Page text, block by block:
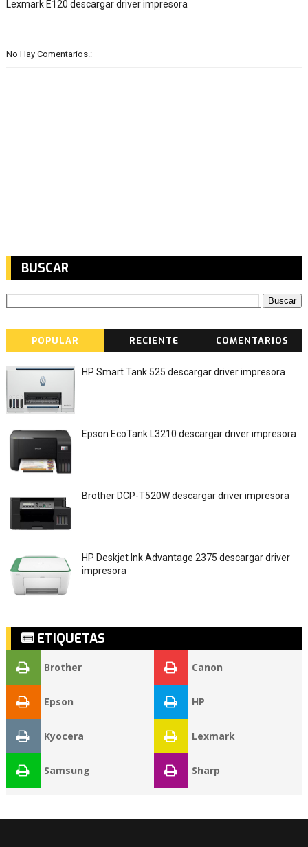
Lexmark E120 descargar driver impresora
No Hay Comentarios.:
BUSCAR
POPULAR RECIENTE COMENTARIOS
HP Smart Tank 525 descargar driver impresora
Epson EcoTank L3210 descargar driver impresora
Brother DCP-T520W descargar driver impresora
HP Deskjet Ink Advantage 2375 descargar driver
impresora
ETIQUETAS
Brother Canon
Epson HP
Kyocera Lexmark
Samsung Sharp